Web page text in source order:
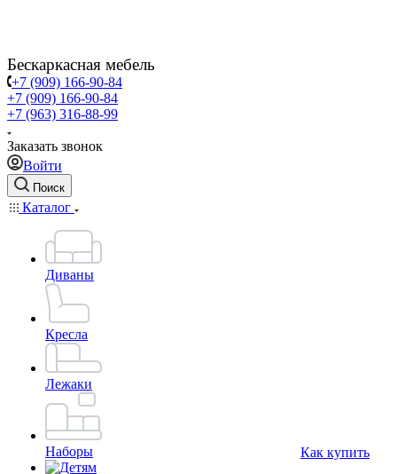
Бескаркасная мебель
+7 (909) 166-90-84
+7 (909) 166-90-84
+7 (963) 316-88-99
Заказать звонок
Войти
Поиск
Каталог
Диваны
Кресла
Лежаки
Наборы
Как купить